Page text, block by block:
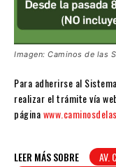
Imagen: Caminos de las
Para adherirse al
realizar el trámite vía
página
LEER MÁS SOBRE
AV.